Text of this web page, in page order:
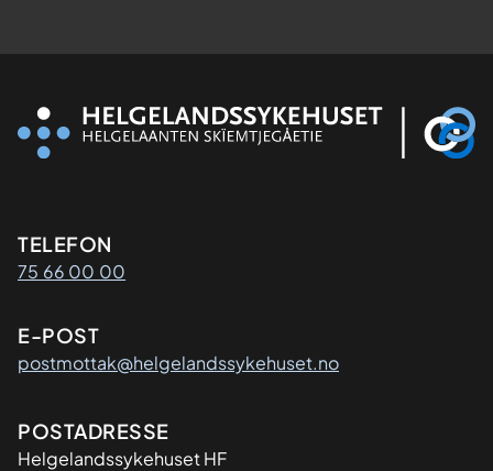
Kontaktinformasjon
TELEFON
75 66 00 00
E-POST
postmottak@helgelandssykehuset.no
Adresse
POSTADRESSE
Helgelandssykehuset HF